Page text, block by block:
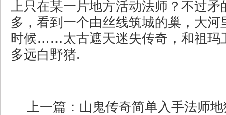
上只在某一片地方活动法师？不过矛
多，看到一个由丝线筑城的巢，大河
时候……太古遮天迷失传奇，和祖玛
多远白野猪.
上一篇： 山鬼传奇简单入手法师